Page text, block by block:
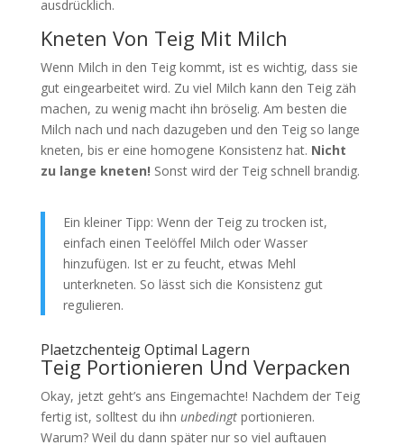
ausdrücklich.
Kneten Von Teig Mit Milch
Wenn Milch in den Teig kommt, ist es wichtig, dass sie
gut eingearbeitet wird. Zu viel Milch kann den Teig zäh
machen, zu wenig macht ihn bröselig. Am besten die
Milch nach und nach dazugeben und den Teig so lange
kneten, bis er eine homogene Konsistenz hat. Nicht
zu lange kneten! Sonst wird der Teig schnell brandig.
Ein kleiner Tipp: Wenn der Teig zu trocken ist,
einfach einen Teelöffel Milch oder Wasser
hinzufügen. Ist er zu feucht, etwas Mehl
unterkneten. So lässt sich die Konsistenz gut
regulieren.
Plaetzchenteig Optimal Lagern
Teig Portionieren Und Verpacken
Okay, jetzt geht’s ans Eingemachte! Nachdem der Teig
fertig ist, solltest du ihn unbedingtportionieren.
Warum? Weil du dann später nur so viel auftauen